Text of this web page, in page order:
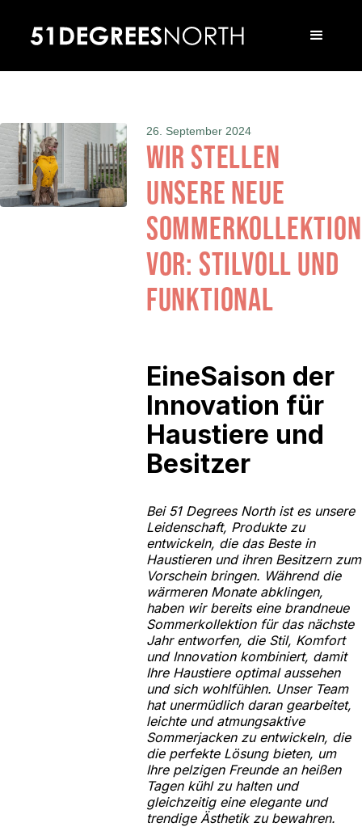
26. September 2024
Wir stellen
unsere neue
Sommerkollektion
vor: Stilvoll und
funktional
‍EineSaison der
Innovation für
Haustiere und
Besitzer
Bei 51 Degrees North ist es unsere
Leidenschaft, Produkte zu
entwickeln, die das Beste in
Haustieren und ihren Besitzern zum
Vorschein bringen. Während die
wärmeren Monate abklingen,
haben wir bereits eine brandneue
Sommerkollektion für das nächste
Jahr entworfen, die Stil, Komfort
und Innovation kombiniert, damit
Ihre Haustiere optimal aussehen
und sich wohlfühlen. Unser Team
hat unermüdlich daran gearbeitet,
leichte und atmungsaktive
Sommerjacken zu entwickeln, die
die perfekte Lösung bieten, um
Ihre pelzigen Freunde an heißen
Tagen kühl zu halten und
gleichzeitig eine elegante und
trendige Ästhetik zu bewahren.